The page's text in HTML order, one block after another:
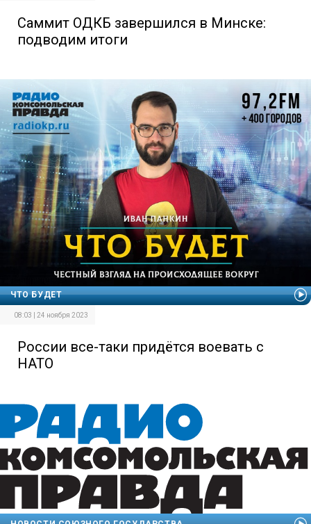
Саммит ОДКБ завершился в Минске:
подводим итоги
ЧТО БУДЕТ
08:03 | 24 ноября 2023
России все-таки придётся воевать с
НАТО